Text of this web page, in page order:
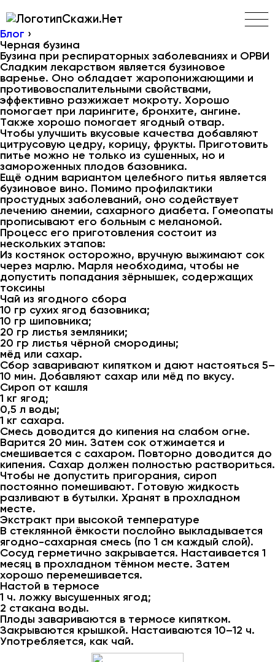
Скажи.Нет
Блог ›
Черная бузина
Бузина при респираторных заболеваниях и ОРВИ
Сладким лекарством является бузиновое
варенье. Оно обладает жаропонижающими и
противовоспалительными свойствами,
эффективно разжижает мокроту. Хорошо
помогает при ларингите, бронхите, ангине.
Также хорошо помогает ягодный отвар.
Чтобы улучшить вкусовые качества добавляют
цитрусовую цедру, корицу, фрукты. Приготовить
питье можно не только из сушенных, но и
замороженных плодов базовника.
Ещё одним вариантом целебного питья является
бузиновое вино. Помимо профилактики
простудных заболеваний, оно содействует
лечению анемии, сахарного диабета. Гомеопаты
прописывают его больным с меланомой.
Процесс его приготовления состоит из
нескольких этапов:
Из костянок осторожно, вручную выжимают сок
через марлю. Марля необходима, чтобы не
допустить попадания зёрнышек, содержащих
токсины
Чай из ягодного сбора
10 гр сухих ягод базовника;
10 гр шиповника;
20 гр листья земляники;
20 гр листья чёрной смородины;
мёд или сахар.
Сбор заваривают кипятком и дают настояться 5–
10 мин. Добавляют сахар или мёд по вкусу.
Сироп от кашля
1 кг ягод;
0,5 л воды;
1 кг сахара.
Смесь доводится до кипения на слабом огне.
Варится 20 мин. Затем сок отжимается и
смешивается с сахаром. Повторно доводится до
кипения. Сахар должен полностью раствориться.
Чтобы не допустить пригорания, сироп
постоянно помешивают. Готовую жидкость
разливают в бутылки. Хранят в прохладном
месте.
Экстракт при высокой температуре
В стеклянной ёмкости послойно выкладывается
ягодно-сахарная смесь (по 1 см каждый слой).
Сосуд герметично закрывается. Настаивается 1
месяц в прохладном тёмном месте. Затем
хорошо перемешивается.
Настой в термосе
1 ч. ложку высушенных ягод;
2 стакана воды.
Плоды завариваются в термосе кипятком.
Закрываются крышкой. Настаиваются 10–12 ч.
Употребляется, как чай.